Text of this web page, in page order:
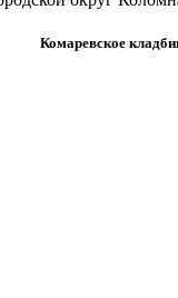
Комаревское